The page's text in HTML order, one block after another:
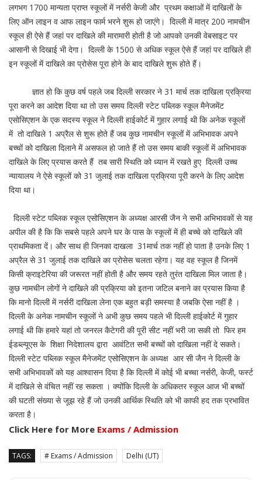
लगभग 1700 मान्यता प्राप्त स्कूलों में नर्सरी केजी और प्रथम कक्षाओं में दाखिलों के
लिए ऑन लाइन व आफ लाइन फार्म भरने शुरू हो जाएंगे। दिल्ली में मात्र 200 नामचीन
स्कूल ही ऐसे हैं जहां पर दाखिले की मारामारी होती है जो आपको उनकी वेबसाइट पर
आसानी से दिखाई भी देगा। दिल्ली के 1500 से अधिक स्कूल ऐसे हैं जहां पर दाखिले ही
इन स्कूलों में दाखिले का प्रोसेस पूरा होने के बाद दाखिले शुरू होते हैं।
ज्ञात हो कि कुछ वर्ष पहले जब दिल्ली सरकार ने 31 मार्च तक दाखिला प्रक्रिया
पूरा करने का आदेश दिया था तो उस समय दिल्ली स्टेट पब्लिक स्कूल मैनेजमेंट
एसोसिएशन के एक सदस्य स्कूल ने दिल्ली हाईकोर्ट में गुहार लगाई थी कि अनेक स्कूलों
में तो दाखिले 1 अप्रैल से शुरू होते हैं जब कुछ नामचीन स्कूलों में अभिभावक अपने
बच्चों को दाखिला दिलाने में असफल हो जाते हैं तो उस समय बाकी स्कूलों में अभिभावक
दाखिले के लिए प्रयास करते हैं तब सारी स्थिति को ध्यान में रखते हुए दिल्ली उच्च
न्यायालय ने ऐसे स्कूलों को 31 जुलाई तक दाखिला प्रक्रिया पूरी करने के लिए आदेश
दिया था।
दिल्ली स्टेट पब्लिक स्कूल एसोसिएशन के अध्यक्ष आरसी जैन ने सभी अभिभावकों से यह
अपील की है कि कि सबसे पहले अपने घर के पास के स्कूलों में ही बच्चे को दाखिले की
प्राथमिकता दें। और साथ ही जिनका दाखला 31मार्च तक नहीं हो पाता है उनके लिए 1
अप्रैल से 31 जुलाई तक दाखिले का प्रोसेस चलता रहेगा। यह वह स्कूल है जिनमें
किसी क्राइटेरिया की जरूरत नहीं होती है और समय रहते तुरंत दाखिला मिल जाता है।
कुछ नामचीन लोगों ने दाखिले की प्रक्रिया को इतना जटिल बनाने का प्रयास किया है
कि मानो दिल्ली में नर्सरी दाखिला लेना एक बहुत बड़ी समस्या है जबकि ऐसा नहीं है ।
दिल्ली के अनेक नामचीन स्कूलों ने अभी कुछ समय पहले भी दिल्ली हाईकोर्ट में गुहार
लगाई थी कि हमारे यहां तो जनरल कैटेगरी की पूरी सीट नहीं भरी जा सकी तो फिर हम
ईडब्ल्यूएस के शिक्षा निदेशालय द्वारा आवंटित सभी बच्चों को दाखिला नहीं दे सकते।
दिल्ली स्टेट पब्लिक स्कूल मैनेजमेंट एसोसिएशन के अध्यक्ष आर सी जैन ने दिल्ली के
सभी अभिभावकों को यह आश्वासन दिया है कि दिल्ली में कोई भी बच्चा नर्सरी, केजी, फर्स्ट
में दाखिले से वंचित नहीं रह सकता । क्योंकि दिल्ली के अधिकतर स्कूल आज भी बच्चों
की घटती संख्या से जूझ रहे हैं जो उनकी आर्थिक स्थिति को भी काफी हद तक प्रभावित
करता है।
Click Here for More Exams / Admission
TAGS: # Exams / Admission Delhi (UT)